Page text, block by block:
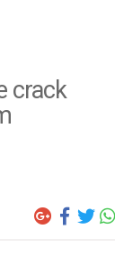
crack